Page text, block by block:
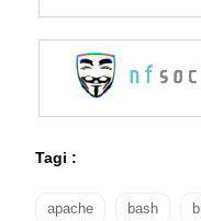
Tagi :
apache bash